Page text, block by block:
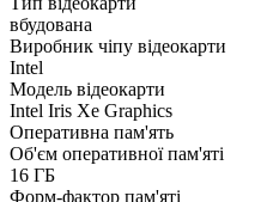
вбудована
Виробник чіпу відеокарти
Intel
Модель відеокарти
Intel Iris Xe Graphics
Оперативна пам'ять
Об'єм оперативної пам'яті
16 ГБ
Форм-фактор пам'яті